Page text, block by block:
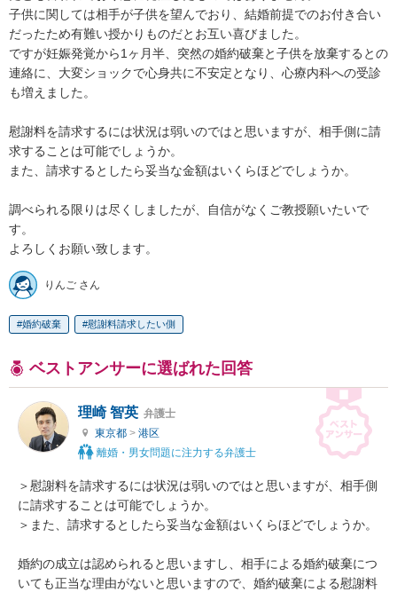
子供に関しては相手が子供を望んでおり、結婚前提でのお付き合い
だったため有難い授かりものだとお互い喜びました。
ですが妊娠発覚から1ヶ月半、突然の婚約破棄と子供を放棄するとの
連絡に、大変ショックで心身共に不安定となり、心療内科への受診
も増えました。
慰謝料を請求するには状況は弱いのではと思いますが、相手側に請
求することは可能でしょうか。
また、請求するとしたら妥当な金額はいくらほどでしょうか。
調べられる限りは尽くしましたが、自信がなくご教授願いたいで
す。
よろしくお願い致します。
りんご さん
婚約破棄 慰謝料請求したい側
ベストアンサーに選ばれた回答
理崎 智英 弁護士
東京都 > 港区
離婚・男女問題に注力する弁護士
＞慰謝料を請求するには状況は弱いのではと思いますが、相手側
に請求することは可能でしょうか。
＞また、請求するとしたら妥当な金額はいくらほどでしょうか。
婚約の成立は認められると思いますし、相手による婚約破棄につ
いても正当な理由がないと思いますので、婚約破棄による慰謝料